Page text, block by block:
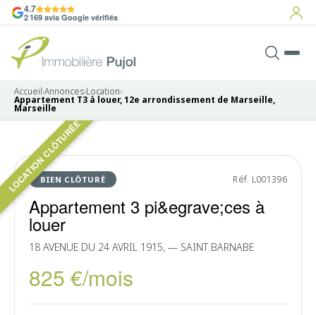
4.7
2 169 avis Google vérifiés
Accueil›Annonces›Location›
Appartement T3 à louer, 12e arrondissement de Marseille,
Marseille
LOCATION CLÔTURÉE
BIEN CLÔTURÉ Réf. L001396
Appartement 3 pi&egrave;ces à
louer
18 AVENUE DU 24 AVRIL 1915, — SAINT BARNABE
825 €/mois
Pas de photo disponible
LOUÉ